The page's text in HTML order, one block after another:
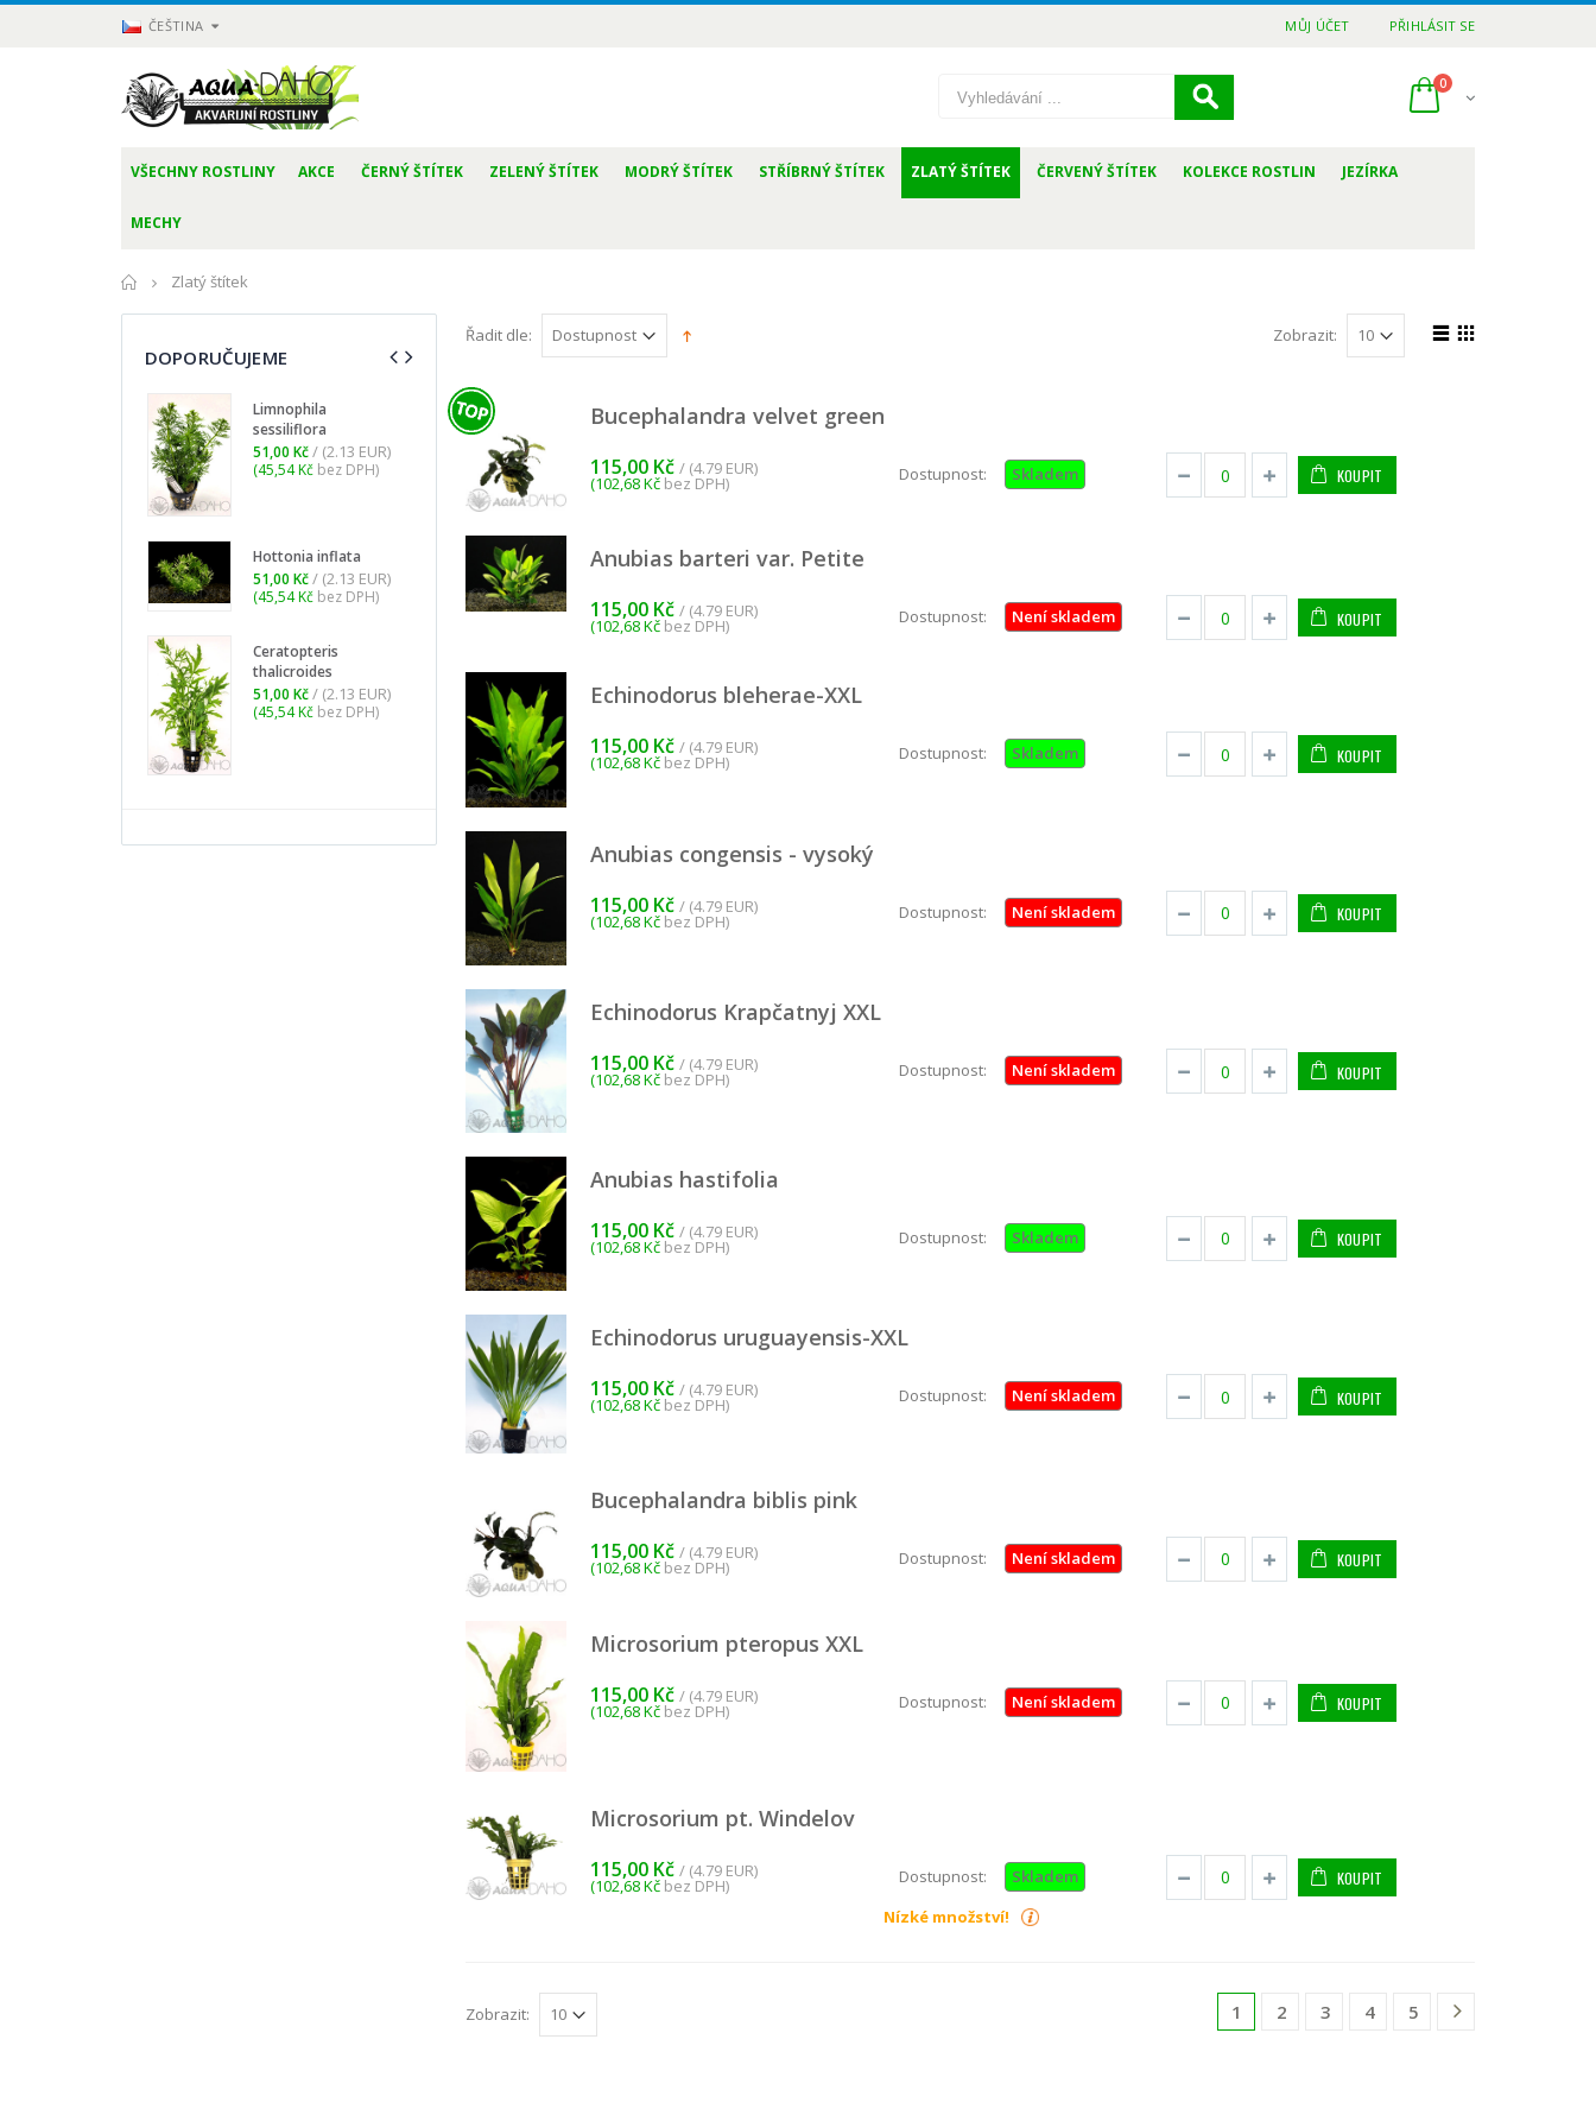
ČEŠTINA MŮJ ÚČET PŘIHLÁSIT SE
0
VŠECHNY ROSTLINY AKCE ČERNÝ ŠTÍTEK ZELENÝ ŠTÍTEK MODRÝ ŠTÍTEK STŘÍBRNÝ ŠTÍTEK ZLATÝ ŠTÍTEK ČERVENÝ ŠTÍTEK KOLEKCE ROSTLIN JEZÍRKA
MECHY
Domů
Zlatý štítek
Řadit dle: Zobrazit:
Bucephalandra velvet green
115,00 Kč / (4.79 EUR)
(102,68 Kčbez DPH) Dostupnost: Skladem KOUPIT
Anubias barteri var. Petite
115,00 Kč / (4.79 EUR)
(102,68 Kčbez DPH) Dostupnost: Není skladem KOUPIT
Echinodorus bleherae-XXL
115,00 Kč / (4.79 EUR)
(102,68 Kčbez DPH) Dostupnost: Skladem KOUPIT
Anubias congensis - vysoký
115,00 Kč / (4.79 EUR)
(102,68 Kčbez DPH) Dostupnost: Není skladem KOUPIT
Echinodorus Krapčatnyj XXL
115,00 Kč / (4.79 EUR)
(102,68 Kčbez DPH) Dostupnost: Není skladem KOUPIT
Anubias hastifolia
115,00 Kč / (4.79 EUR)
(102,68 Kčbez DPH) Dostupnost: Skladem KOUPIT
Echinodorus uruguayensis-XXL
115,00 Kč / (4.79 EUR)
(102,68 Kčbez DPH) Dostupnost: Není skladem KOUPIT
Bucephalandra biblis pink
115,00 Kč / (4.79 EUR)
(102,68 Kčbez DPH) Dostupnost: Není skladem KOUPIT
Microsorium pteropus XXL
115,00 Kč / (4.79 EUR)
(102,68 Kčbez DPH) Dostupnost: Není skladem KOUPIT
Microsorium pt. Windelov
115,00 Kč / (4.79 EUR)
(102,68 Kčbez DPH) Dostupnost: Skladem KOUPIT
Nízké množství!
1 2 3 4 5
Zobrazit:
DOPORUČUJEME
Limnophila
sessiliflora
51,00 Kč/ (2.13 EUR)
(45,54 Kčbez DPH)
Hottonia inflata
51,00 Kč/ (2.13 EUR)
(45,54 Kčbez DPH)
Ceratopteris
thalicroides
51,00 Kč/ (2.13 EUR)
(45,54 Kčbez DPH)
Ludwigia sedioides
91,00 Kč
/ (3.79 EUR)
(81,25 Kč
Echinodorus
aquartica
71,00 Kč
/ (2.96 EUR)
(63,39 Kč bez DPH)
Limnophila aquatica
60,00 Kč
/ (2.5 EUR)
(53,57 Kč